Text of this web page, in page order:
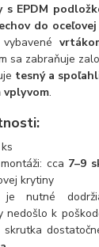
s EPDM
do
sa zabraňuje
tesný a
vplyvom.
cca 7–9
krytiny
je nutné
nedošlo k
skrutka